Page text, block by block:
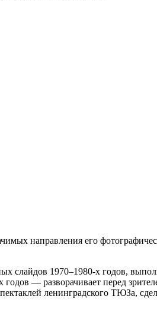
направления его
слайдов 1970–1980-х годов,
— разворачивает перед
ленинградского ТЮЗа,